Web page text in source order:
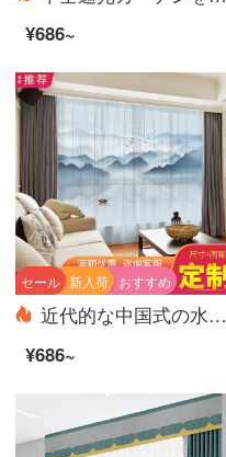
¥686~
おすすめ
新入荷
セール
近代的な中国式の水墨山水画の風景のリビングルームの書斎の部屋のカーテンの薄い金の紗の窓の紗S 0633紗-穴を開けて広い1メートルの価格をかきます/何メートルを要していくつの件を撮影しますか？
¥686~